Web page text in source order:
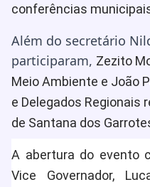
conferências
Além do secretário
participaram, Zezito
Meio Ambiente e João
e Delegados Regionais
de Santana dos
A abertura do evento
Vice Governador,